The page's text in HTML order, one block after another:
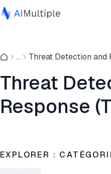
cybersécurité
Logiciel d'entreprise
Services
Contactez-nous
... Threat Detection and
Threat
Response
EXPLORER :